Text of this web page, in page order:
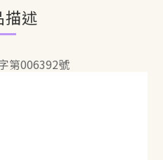
描述
第006392號